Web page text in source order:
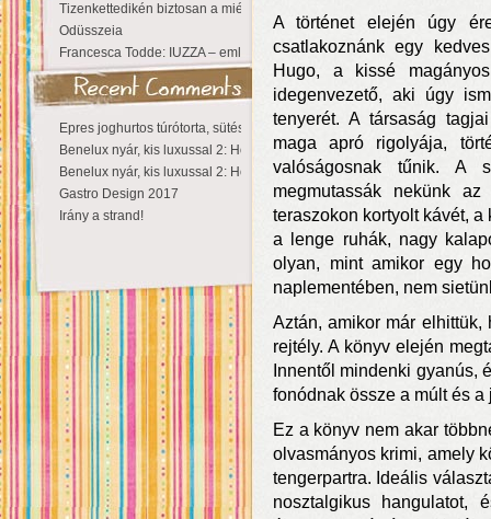
Tizenkettedikén biztosan a miénk a Sziget!
Odüsszeia
Francesca Todde: IUZZA – emlékezet, táj és irodalom találkozása a Mai
Epres joghurtos túrótorta, sütés nélkül
Benelux nyár, kis luxussal 2: Hollandia
Benelux nyár, kis luxussal 2: Hollandia
Gastro Design 2017
Irány a strand!
A történet elején úgy
csatlakoznánk egy
Hugo, a kissé
idegenvezető, aki úgy
tenyerét. A társaság
maga apró rigolyája,
valóságosnak tűnik. A
megmutassák nekünk
teraszokon kortyolt kávét,
a lenge ruhák, nagy
olyan, mint amikor egy
naplementében, nem
Aztán, amikor már
rejtély. A könyv elején
Innentől mindenki gyanús,
fonódnak össze a múlt és a
Ez a könyv nem akar
olvasmányos krimi, amely
tengerpartra. Ideális
nosztalgikus